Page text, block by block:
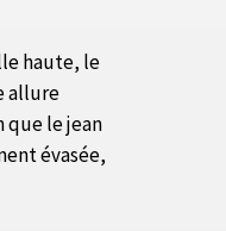
haute, le
allure
que le jean
évasée,